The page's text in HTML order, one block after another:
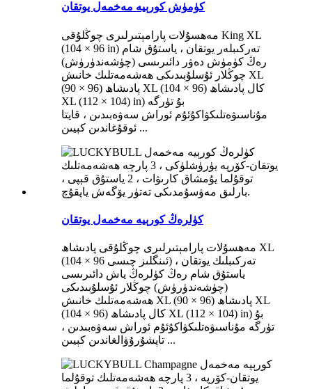
كۈمۈش كورېيە مەخمەل يوتقان
مەھسۇلات پارامېتىرلىرى چوڭلۇقى King XL
(104 × 96 in) تەركىبلەر يوتقان ، ياستۇق شام
رەڭ كۈمۈش دەۋر دائىرىسى (چۈشەندۈرۈش)
چوڭلار ئۇسلۇبىدىكى ھەشەمەتلىك خانىش XL
(90 × 96) پادىشاھ XL (104 × 96) كال پادىشاھ
XL (112 × 104) in) بۇ تۈرگە
مۇناسىۋەتلىكۋاكۇئۇم ئوراش سەۋەبىدىن ، قايتا
ئوقۇغاندىن كېيىن ...
كۈلرەڭ كورېيە مەخمەل يوتقان
مەھسۇلات پارامېتىرلىرى چوڭلۇقى پادىشاھ XL
(104 × 96 ئىنگلىز چىسى) تەركىبلىك يوتقان ،
ياستۇق شام رەڭ كۈلرەڭ ياش دائىرىسى
(چۈشەندۈرۈش) چوڭلار ئۇسلۇبىدىكى
ھەشەمەتلىك خانىش XL (90 × 96) پادىشاھ XL
(104 × 96) كال پادىشاھ XL (112 × 104) in) بۇ
تۈرگە مۇناسىۋەتلىكۋاكۇئۇم ئوراش سەۋەبىدىن ،
تاپشۇرۇۋالغاندىن كېيىن ...